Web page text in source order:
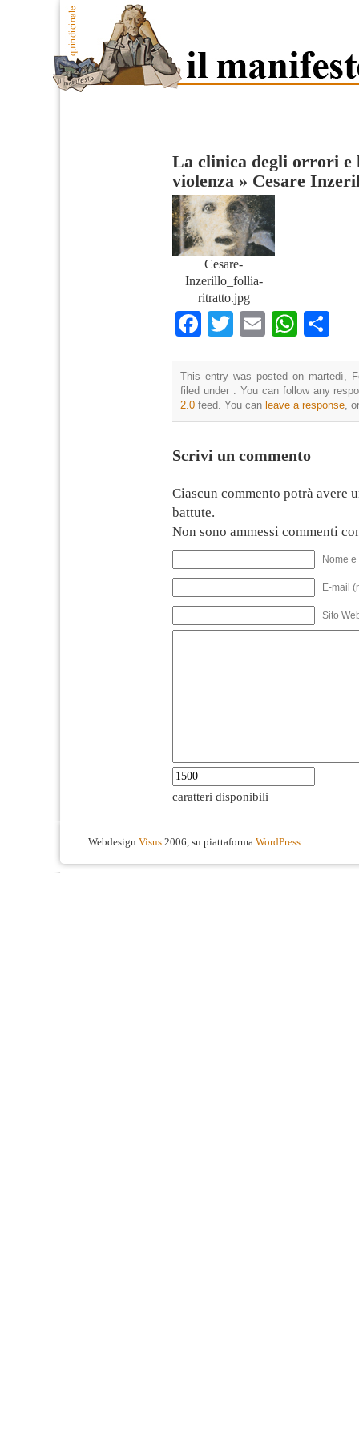
La clinica degli orrori e
violenza » Cesare
Cesare-
Inzerillo_follia-
ritratto.jpg
Facebook
TwitterEmail
This entry was posted on martedì,
filed under . You can follow any
2.0 feed. You can leave a response ,
Scrivi un commento
Ciascun commento potrà avere
battute.
Non sono ammessi commenti
Nome
E-mail
Sito
caratteri disponibili
Webdesign Visus 2006, su piattaforma WordPress